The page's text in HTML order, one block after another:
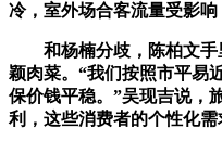
冷，室外场合客流量受影响
和杨楠分歧，陈柏文手
颖肉菜。“我们按照市平易
保价钱平稳。”吴现吉说，
利，这些消费者的个性化需